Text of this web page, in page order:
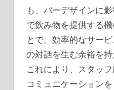
も、バーデザインに
で飲み物を提供する
とで、効率的なサー
の対話を生む余裕を持
これにより、スタッ
コミュニケーション